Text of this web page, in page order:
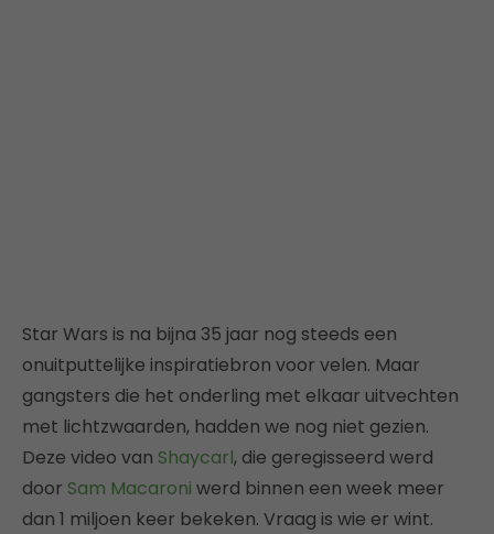
Star Wars is na bijna 35 jaar nog steeds een
onuitputtelijke inspiratiebron voor velen. Maar
gangsters die het onderling met elkaar uitvechten
met lichtzwaarden, hadden we nog niet gezien.
Deze video van Shaycarl, die geregisseerd werd
door Sam Macaroni werd binnen een week meer
dan 1 miljoen keer bekeken. Vraag is wie er wint.